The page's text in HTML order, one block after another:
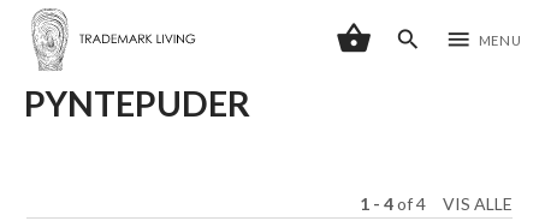
shopping_basket search menu MENU
PYNTEPUDER
1 - 4of4 VIS ALLE